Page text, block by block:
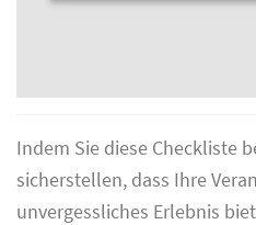
Indem Sie diese Checkliste
sicherstellen, dass Ihre
unvergessliches Erlebnis